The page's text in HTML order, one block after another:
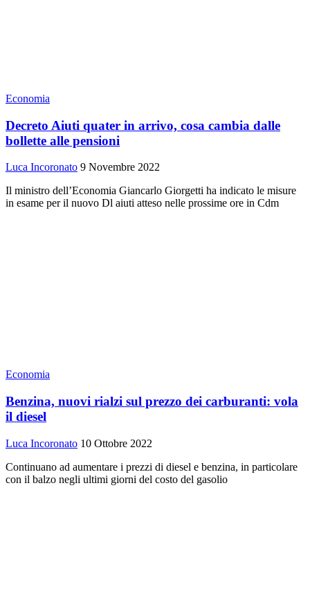
Economia
Decreto Aiuti quater in arrivo, cosa cambia dalle
bollette alle pensioni
Luca Incoronato 9 Novembre 2022
Il ministro dell’Economia Giancarlo Giorgetti ha indicato le misure
in esame per il nuovo Dl aiuti atteso nelle prossime ore in Cdm
Economia
Benzina, nuovi rialzi sul prezzo dei carburanti: vola
il diesel
Luca Incoronato 10 Ottobre 2022
Continuano ad aumentare i prezzi di diesel e benzina, in particolare
con il balzo negli ultimi giorni del costo del gasolio